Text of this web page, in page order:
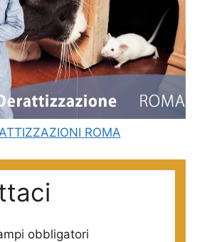
ROMA
obbligatori